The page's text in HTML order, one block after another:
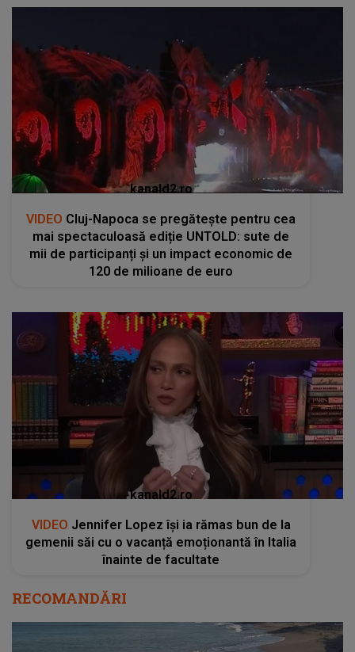
kanald2.ro
VIDEO Cluj-Napoca se pregătește pentru cea
mai spectaculoasă ediție UNTOLD: sute de
mii de participanți și un impact economic de
120 de milioane de euro
kanald2.ro
VIDEO Jennifer Lopez își ia rămas bun de la
gemenii săi cu o vacanță emoționantă în Italia
înainte de facultate
RECOMANDĂRI